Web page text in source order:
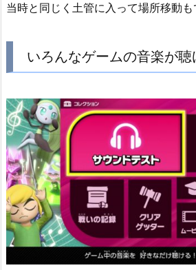
当時と同じく土管に入って場所移動も
いろんなゲームの音楽が聴